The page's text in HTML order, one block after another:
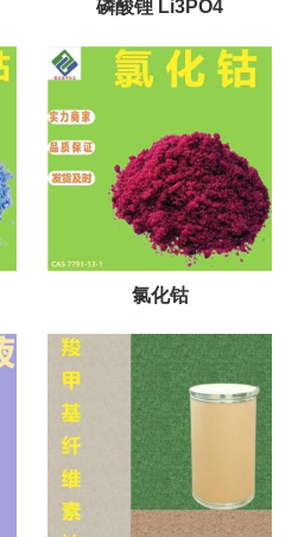
磷酸锂 Li3PO4
氯化钴